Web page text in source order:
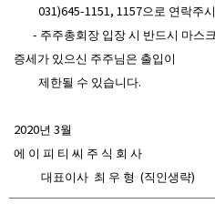
031)645-1151, 1157으로 연락주
- 주주총회장 입장 시 반드시 마스
증세가 있으신 주주님은 출입이
제한될 수 있습니다.
2020년 3월
에 이 피 티 씨 주 식 회 사
대표이사 최 우 형 (직인생략)